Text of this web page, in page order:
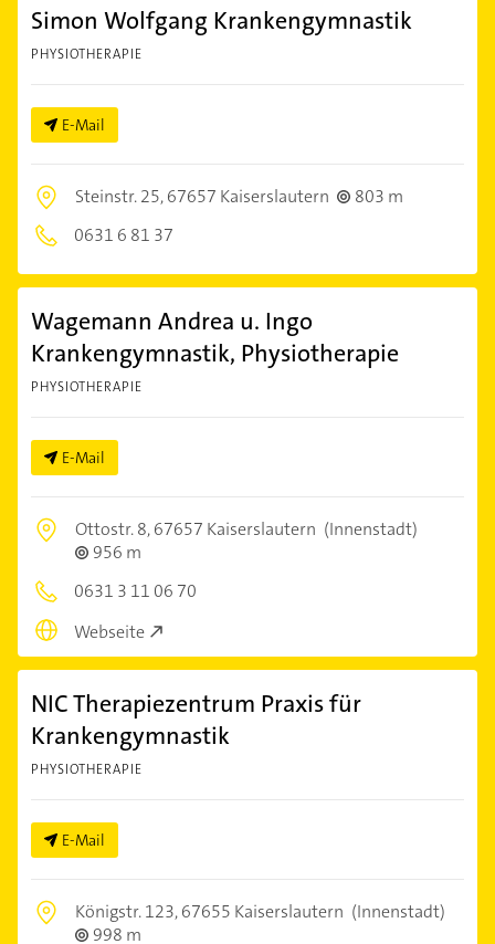
Simon Wolfgang Krankengymnastik
PHYSIOTHERAPIE
E-Mail
Steinstr. 25,67657 Kaiserslautern
803 m
0631 6 81 37
Wagemann Andrea u. Ingo
Krankengymnastik, Physiotherapie
PHYSIOTHERAPIE
E-Mail
Ottostr. 8,67657 Kaiserslautern (Innenstadt)
956 m
0631 3 11 06 70
Webseite
NIC Therapiezentrum Praxis für
Krankengymnastik
PHYSIOTHERAPIE
E-Mail
Königstr. 123,67655 Kaiserslautern (Innenstadt)
998 m